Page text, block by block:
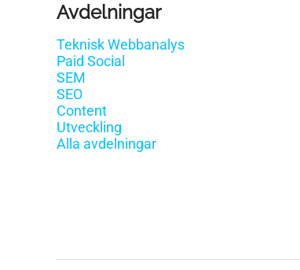
Avdelningar
Teknisk Webbanalys
Paid Social
SEM
SEO
Content
Utveckling
Alla avdelningar